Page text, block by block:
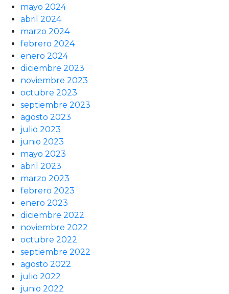
mayo 2024
abril 2024
marzo 2024
febrero 2024
enero 2024
diciembre 2023
noviembre 2023
octubre 2023
septiembre 2023
agosto 2023
julio 2023
junio 2023
mayo 2023
abril 2023
marzo 2023
febrero 2023
enero 2023
diciembre 2022
noviembre 2022
octubre 2022
septiembre 2022
agosto 2022
julio 2022
junio 2022